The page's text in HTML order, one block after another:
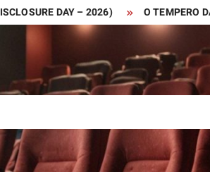
DAY – 2026) O TEMPERO DA VIDA